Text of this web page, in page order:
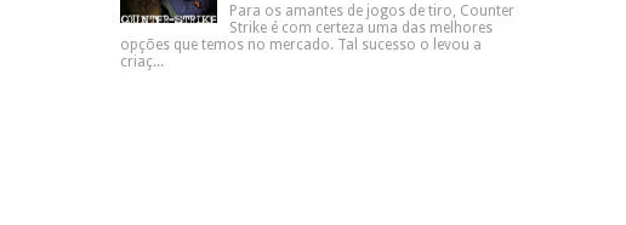
Para os amantes de jogos de tiro, Counter
Strike é com certeza uma das melhores
opções que temos no mercado. Tal sucesso o levou a
criaç...